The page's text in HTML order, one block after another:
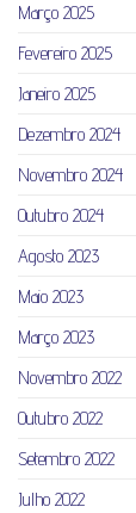
Março 2025
Fevereiro 2025
Janeiro 2025
Dezembro 2024
Novembro 2024
Outubro 2024
Agosto 2023
Maio 2023
Março 2023
Novembro 2022
Outubro 2022
Setembro 2022
Julho 2022